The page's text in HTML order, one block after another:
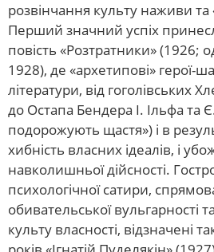
розвінчання культу наживи та
Перший значний успіх
повість «Розтратники» (1926;
1928), де «архетипові» герої-
літератури, від гоголівських
до Остапа Бендера І. Ільфа та
подорожують щастя») і в
хибність власних ідеалів, і
навколишньої дійсності.
психологічної сатири,
обивательської вульгарності
культу власності, відзначені